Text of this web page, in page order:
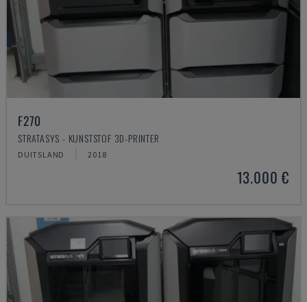
F270
STRATASYS - KUNSTSTOF 3D-PRINTER
DUITSLAND 2018
13.000 €